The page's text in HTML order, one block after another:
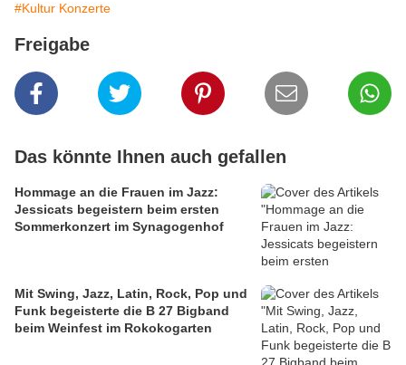
#Kultur Konzerte
Freigabe
Das könnte Ihnen auch gefallen
Hommage an die Frauen im Jazz:
Jessicats begeistern beim ersten
Sommerkonzert im Synagogenhof
Mit Swing, Jazz, Latin, Rock, Pop und
Funk begeisterte die B 27 Bigband
beim Weinfest im Rokokogarten